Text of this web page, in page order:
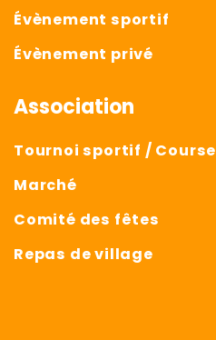
Évènement sportif
Évènement privé
Association
Tournoi sportif / Course
Marché
Comité des fêtes
Repas de village